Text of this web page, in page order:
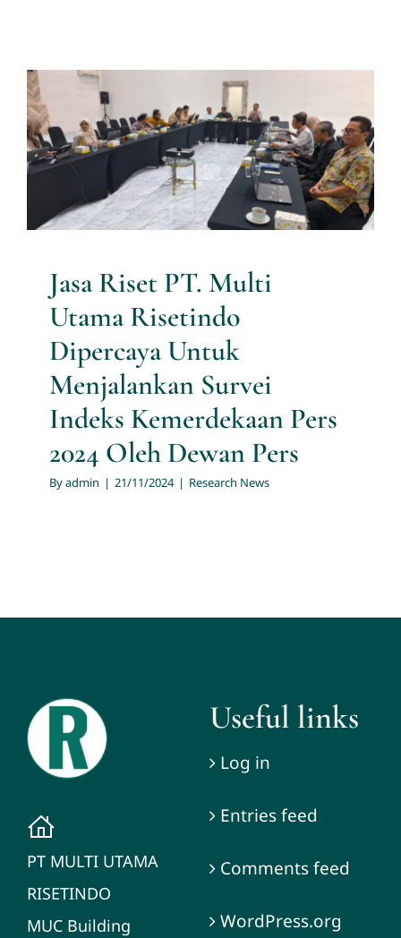
Jasa Riset PT. Multi Utama
Risetindo Dipercaya Untuk
Menjalankan Survei Indeks
Kemerdekaan Pers 2024 Oleh
Dewan Pers
Research News
Jasa Riset PT. Multi
Utama Risetindo
Dipercaya Untuk
Menjalankan Survei
Indeks Kemerdekaan Pers
2024 Oleh Dewan Pers
Byadmin | 21/11/2024 | Research News
PT MULTI UTAMA
RISETINDO
MUC Building
Useful links
Log in
Entries feed
Comments feed
WordPress.org